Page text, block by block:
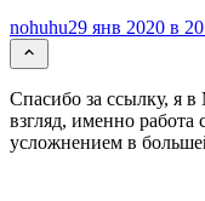
nohuhu29 янв 2020 в
Спасибо за ссылку, я
взгляд, именно работа
усложнением в